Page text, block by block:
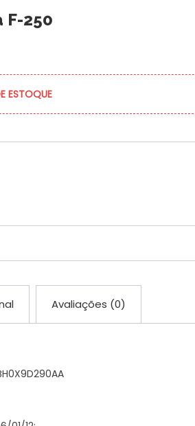
F-250
ESTOQUE
Avaliações (0)